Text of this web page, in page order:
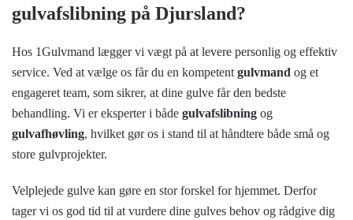
gulvafslibning på Djursland?
Hos 1Gulvmand lægger vi vægt på at levere personlig og effektiv
service. Ved at vælge os får du en kompetent gulvmand og et
engageret team, som sikrer, at dine gulve får den bedste
behandling. Vi er eksperter i både gulvafslibning og
gulvafhøvling, hvilket gør os i stand til at håndtere både små og
store gulvprojekter.
Velplejede gulve kan gøre en stor forskel for hjemmet. Derfor
tager vi os god tid til at vurdere dine gulves behov og rådgive dig